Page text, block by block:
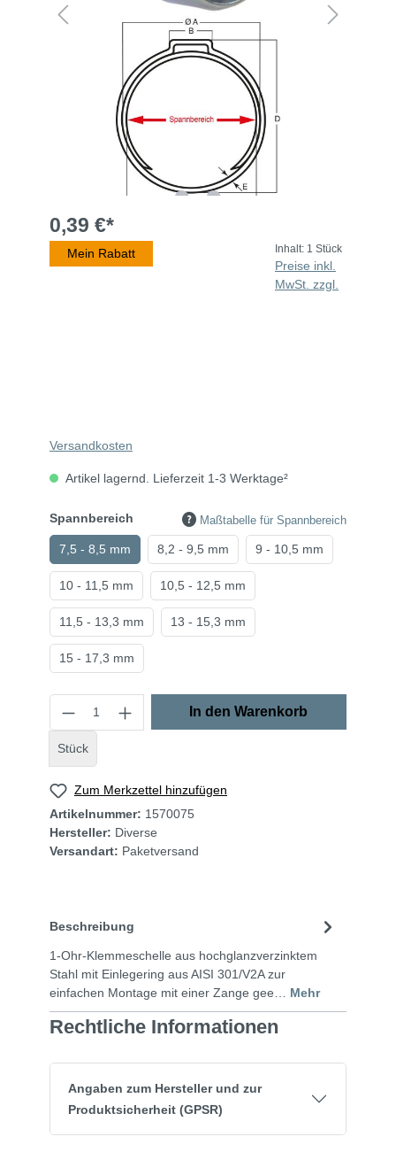
0,39 €*
Mein Rabatt Inhalt: 1 Stück
Preise inkl.
MwSt. zzgl.
Versandkosten
Artikel lagernd. Lieferzeit 1-3 Werktage²
Spannbereich Maßtabelle für Spannbereich
7,5 - 8,5 mm 8,2 - 9,5 mm 9 - 10,5 mm
10 - 11,5 mm 10,5 - 12,5 mm
11,5 - 13,3 mm 13 - 15,3 mm
15 - 17,3 mm
Stück
In den Warenkorb
Zum Merkzettel hinzufügen
Artikelnummer: 1570075
Hersteller: Diverse
Versandart: Paketversand
Beschreibung
1-Ohr-Klemmeschelle aus hochglanzverzinktem
Stahl mit Einlegering aus AISI 301/V2A zur
einfachen Montage mit einer Zange gee… Mehr
Rechtliche Informationen
Angaben zum Hersteller und zur
Produktsicherheit (GPSR)